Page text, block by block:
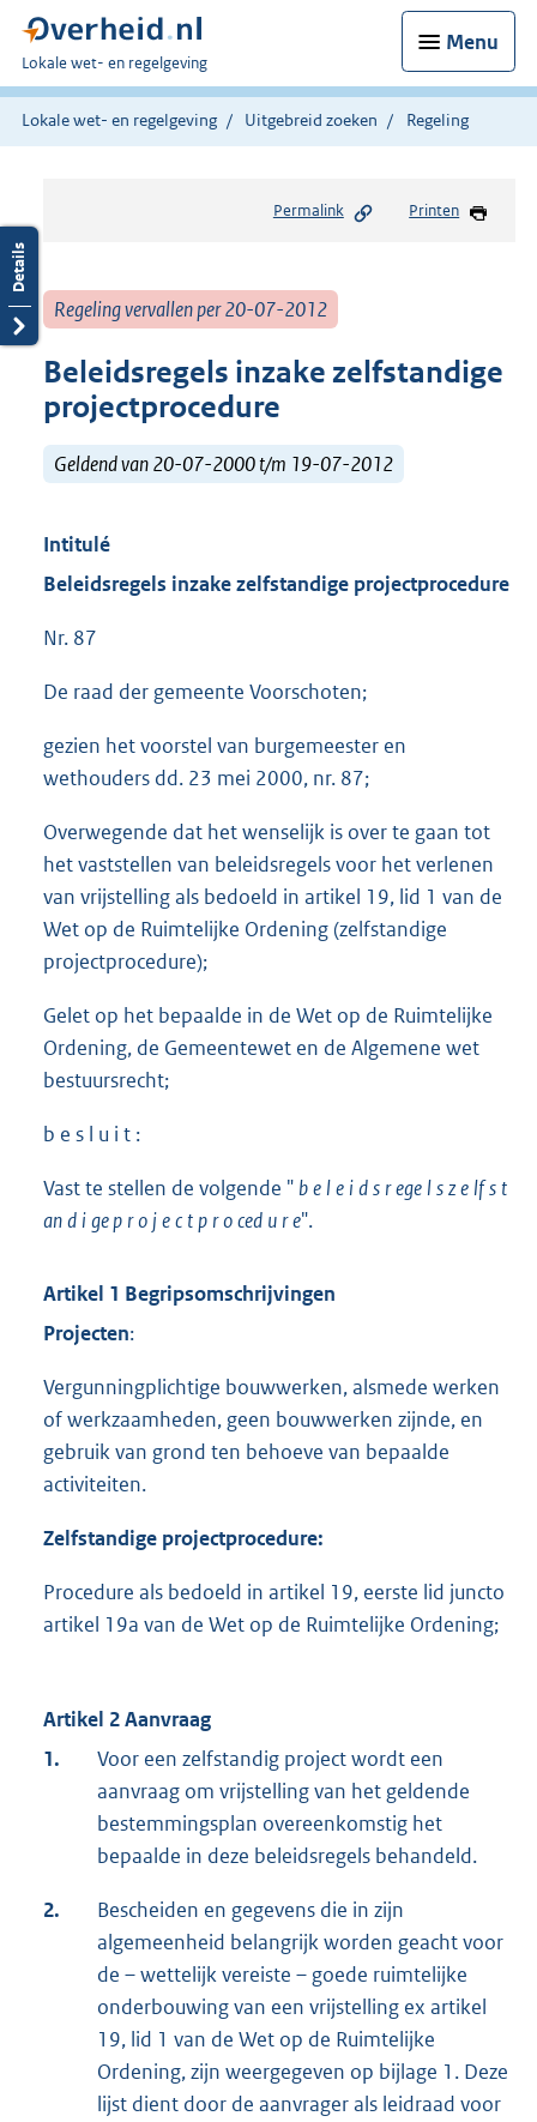
Menu
U
bent
hier:
Lokale wet- en regelgeving
Lokale wet- en regelgeving Uitgebreid zoeken Regeling
Permalink Printen
Regeling vervallen per 20-07-2012
Beleidsregels inzake zelfstandige
projectprocedure
Geldend van 20-07-2000 t/m 19-07-2012
Intitulé
Beleidsregels inzake zelfstandige projectprocedure
Nr. 87
De raad der gemeente Voorschoten;
gezien het voorstel van burgemeester en
wethouders dd. 23 mei 2000, nr. 87;
Overwegende dat het wenselijk is over te gaan tot
het vaststellen van beleidsregels voor het verlenen
van vrijstelling als bedoeld in artikel 19, lid 1 van de
Wet op de Ruimtelijke Ordening (zelfstandige
projectprocedure);
Gelet op het bepaalde in de Wet op de Ruimtelijke
Ordening, de Gemeentewet en de Algemene wet
bestuursrecht;
b e s l u i t :
Vast te stellen de volgende "be le ids rege lsze lfst
and igep ro ject p roced u re".
Artikel 1 Begripsomschrijvingen
Projecten:
Vergunningplichtige bouwwerken, alsmede werken
of werkzaamheden, geen bouwwerken zijnde, en
gebruik van grond ten behoeve van bepaalde
activiteiten.
Zelfstandige projectprocedure:
Procedure als bedoeld in artikel 19, eerste lid juncto
artikel 19a van de Wet op de Ruimtelijke Ordening;
Artikel 2 Aanvraag
1.
Voor een zelfstandig project wordt een
aanvraag om vrijstelling van het geldende
bestemmingsplan overeenkomstig het
bepaalde in deze beleidsregels behandeld.
2.
Bescheiden en gegevens die in zijn
algemeenheid belangrijk worden geacht voor
de – wettelijk vereiste – goede ruimtelijke
onderbouwing van een vrijstelling ex artikel
19, lid 1 van de Wet op de Ruimtelijke
Ordening, zijn weergegeven op bijlage 1. Deze
lijst dient door de aanvrager als leidraad voor